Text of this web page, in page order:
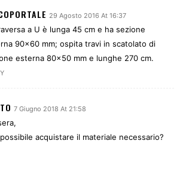
29 Agosto 2016 At 16:37
a U è lunga 45 cm e ha sezione
90×60 mm; ospita travi in scatolato di
esterna 80×50 mm e lunghe 270 cm.
7 Giugno 2018 At 21:58
acquistare il materiale necessario?